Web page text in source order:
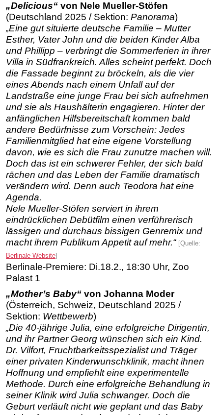
„Delicious“ von Nele Mueller-Stöfen
(Deutschland 2025 / Sektion: Panorama)
„Eine gut situierte deutsche Familie – Mutter
Esther, Vater John und die beiden Kinder Alba
und Phillipp – verbringt die Sommerferien in ihrer
Villa in Südfrankreich. Alles scheint perfekt. Doch
die Fassade beginnt zu bröckeln, als die vier
eines Abends nach einem Unfall auf der
Landstraße eine junge Frau bei sich aufnehmen
und sie als Haushälterin engagieren. Hinter der
anfänglichen Hilfsbereitschaft kommen bald
andere Bedürfnisse zum Vorschein: Jedes
Familienmitglied hat eine eigene Vorstellung
davon, wie es sich die Frau zunutze machen will.
Doch das ist ein schwerer Fehler, der sich bald
rächen und das Leben der Familie dramatisch
verändern wird. Denn auch Teodora hat eine
Agenda.
Nele Mueller-Stöfen serviert in ihrem
eindrücklichen Debütfilm einen verführerisch
lässigen und durchaus bissigen Genremix und
macht ihrem Publikum Appetit auf mehr.“ [Quelle:
Berlinale-Website]
Berlinale-Premiere: Di.18.2., 18:30 Uhr, Zoo
Palast 1
„Mother’s Baby“ von Johanna Moder
(Österreich, Schweiz, Deutschland 2025 /
Sektion: Wettbewerb)
„Die 40-jährige Julia, eine erfolgreiche Dirigentin,
und ihr Partner Georg wünschen sich ein Kind.
Dr. Vilfort, Fruchtbarkeitsspezialist und Träger
einer privaten Kinderwunschklinik, macht ihnen
Hoffnung und empfiehlt eine experimentelle
Methode. Durch eine erfolgreiche Behandlung in
seiner Klinik wird Julia schwanger. Doch die
Geburt verläuft nicht wie geplant und das Baby